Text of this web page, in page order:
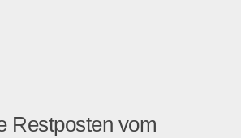
Restposten vom